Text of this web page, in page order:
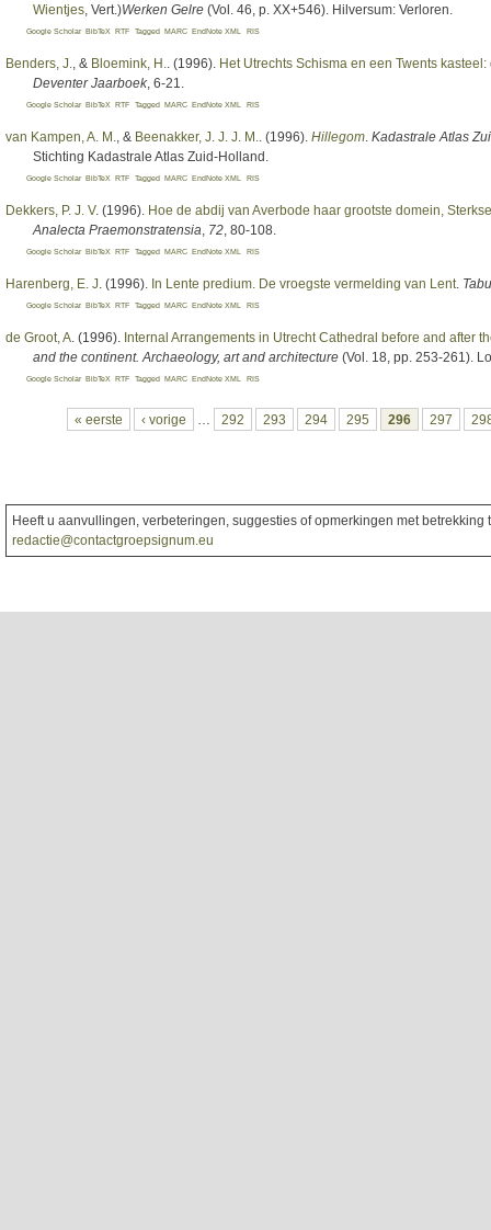
Wientjes , Vert. )Werken Gelre (Vol. 46, p. XX+546). Hilversum: Verloren.
Google Scholar BibTeX RTF Tagged MARC EndNote XML RIS
Benders, J. , & Bloemink, H. . (1996). Het Utrechts Schisma en een Twents
Deventer Jaarboek, 6-21.
Google Scholar BibTeX RTF Tagged MARC EndNote XML RIS
van Kampen, A. M. , & Beenakker, J. J. J. M. . (1996). Hillegom Kadastrale Atlas
Stichting Kadastrale Atlas Zuid-Holland.
Google Scholar BibTeX RTF Tagged MARC EndNote XML RIS
Dekkers, P. J. V. (1996). Hoe de abdij van Averbode haar grootste domein,
Analecta Praemonstratensia 72 , 80-108.
Google Scholar BibTeX RTF Tagged MARC EndNote XML RIS
Harenberg, E. J . (1996). In Lente predium. De vroegste vermelding van Lent
Google Scholar BibTeX RTF Tagged MARC EndNote XML RIS
de Groot, A . (1996). Internal Arrangements in Utrecht Cathedral before and after
and the continent. Archaeology, art and architecture (Vol. 18, pp. 253-261).
Google Scholar BibTeX RTF Tagged MARC EndNote XML RIS
Pagina's« eerste ‹ vorige 292 293 294 295 296 297
Heeft u aanvullingen, verbeteringen, suggesties of opmerkingen met
redactie@contactgroepsignum.eu